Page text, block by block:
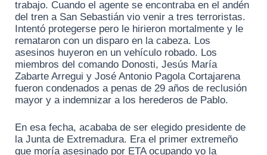
trabajo. Cuando el agente se encontraba en el andén
del tren a San Sebastián vio venir a tres terroristas.
Intentó protegerse pero le hirieron mortalmente y le
remataron con un disparo en la cabeza. Los
asesinos huyeron en un vehículo robado. Los
miembros del comando Donosti, Jesús María
Zabarte Arregui y José Antonio Pagola Cortajarena
fueron condenados a penas de 29 años de reclusión
mayor y a indemnizar a los herederos de Pablo.
En esa fecha, acababa de ser elegido presidente de
la Junta de Extremadura. Era el primer extremeño
que moría asesinado por ETA ocupando yo la